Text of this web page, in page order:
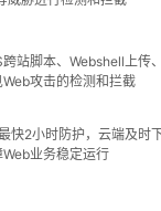
站脚本、Webshell上传
攻击的检测和拦截
快2小时防护，云端及时
业务稳定运行